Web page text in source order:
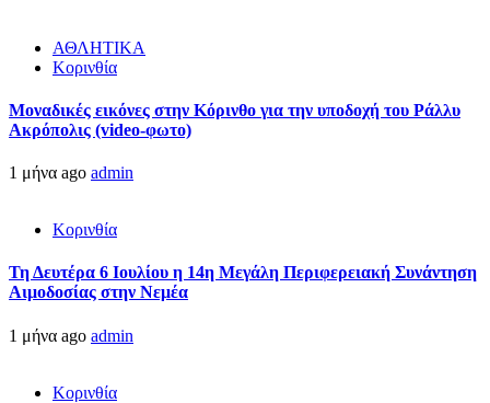
ΑΘΛΗΤΙΚΑ
Κορινθία
Μοναδικές εικόνες στην Κόρινθο για την υποδοχή του Ράλλυ
Ακρόπολις (video-φωτο)
1 μήνα ago admin
Κορινθία
Τη Δευτέρα 6 Ιουλίου η 14η Μεγάλη Περιφερειακή Συνάντηση
Αιμοδοσίας στην Νεμέα
1 μήνα ago admin
Κορινθία